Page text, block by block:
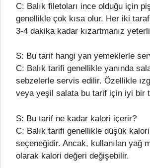
C: Balık filetoları ince olduğu için
genellikle çok kısa olur. Her iki
3-4 dakika kadar kızartmanız
S: Bu tarif hangi yan yemeklerle
C: Balık tarifi genellikle yanında
sebzelerle servis edilir. Özellikle
veya yeşil salata bu tarif için iyi bir
S: Bu tarif ne kadar kalori içerir?
C: Balık tarifi genellikle düşük
seçeneğidir. Ancak, kullanılan yağ
olarak kalori değeri değişebilir.